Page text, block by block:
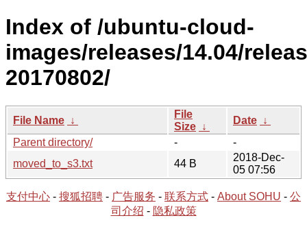
Index of /ubuntu-cloud-
images/releases/14.04/
20170802/
File Name ↓
File
Size ↓
Date ↓
Parent directory/
-
-
moved_to_s3.txt
44 B
2018-Dec-
05 07:56
支付中心 - 搜狐招聘 - 广告服务 - 联系方式 - About SOHU - 公
司介绍 - 隐私政策